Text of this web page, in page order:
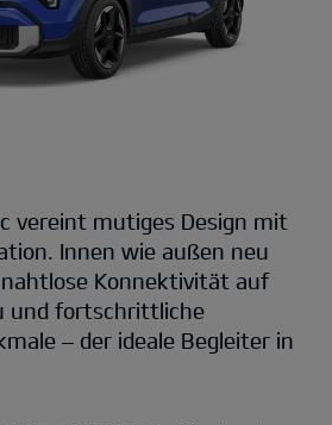
vereint mutiges Design mit
Innen wie außen neu
Konnektivität auf
und fortschrittliche
– der ideale Begleiter in